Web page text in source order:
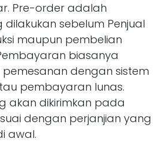
Pre-order adalah
sebelum Penjual
maupun pembelian
biasanya
dengan sistem
pembayaran lunas.
akan dikirimkan pada
dengan perjanjian yang
awal.